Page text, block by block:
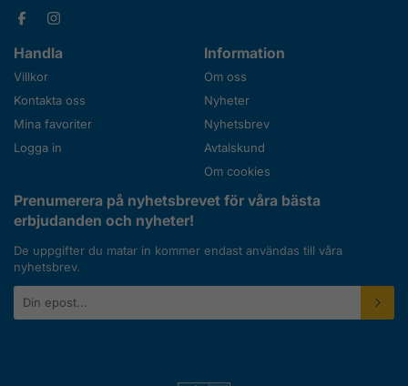
Handla
Villkor
Kontakta oss
Mina favoriter
Logga in
Information
Om oss
Nyheter
Nyhetsbrev
Avtalskund
Om cookies
Prenumerera på nyhetsbrevet för våra bästa
erbjudanden och nyheter!
De uppgifter du matar in kommer endast användas till våra
nyhetsbrev.
postadress